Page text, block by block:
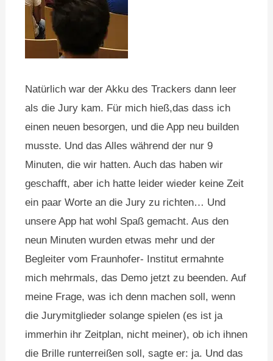
Natürlich war der Akku des Trackers dann leer
als die Jury kam. Für mich hieß,das dass ich
einen neuen besorgen, und die App neu builden
musste. Und das Alles während der nur 9
Minuten, die wir hatten. Auch das haben wir
geschafft, aber ich hatte leider wieder keine Zeit
ein paar Worte an die Jury zu richten… Und
unsere App hat wohl Spaß gemacht. Aus den
neun Minuten wurden etwas mehr und der
Begleiter vom Fraunhofer- Institut ermahnte
mich mehrmals, das Demo jetzt zu beenden. Auf
meine Frage, was ich denn machen soll, wenn
die Jurymitglieder solange spielen (es ist ja
immerhin ihr Zeitplan, nicht meiner), ob ich ihnen
die Brille runterreißen soll, sagte er: ja. Und das